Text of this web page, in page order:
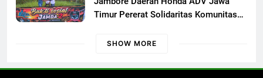
Timur Pererat Solidaritas Komunitas
di Banyuwangi
SHOW MORE